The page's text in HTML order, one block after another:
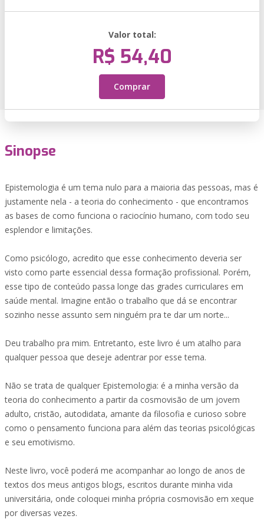
Valor total:
R$ 54,40
Comprar
Sinopse
Epistemologia é um tema nulo para a maioria das pessoas, mas é
justamente nela - a teoria do conhecimento - que encontramos
as bases de como funciona o raciocínio humano, com todo seu
esplendor e limitações.
Como psicólogo, acredito que esse conhecimento deveria ser
visto como parte essencial dessa formação profissional. Porém,
esse tipo de conteúdo passa longe das grades curriculares em
saúde mental. Imagine então o trabalho que dá se encontrar
sozinho nesse assunto sem ninguém pra te dar um norte...
Deu trabalho pra mim. Entretanto, este livro é um atalho para
qualquer pessoa que deseje adentrar por esse tema.
Não se trata de qualquer Epistemologia: é a minha versão da
teoria do conhecimento a partir da cosmovisão de um jovem
adulto, cristão, autodidata, amante da filosofia e curioso sobre
como o pensamento funciona para além das teorias psicológicas
e seu emotivismo.
Neste livro, você poderá me acompanhar ao longo de anos de
textos dos meus antigos blogs, escritos durante minha vida
universitária, onde coloquei minha própria cosmovisão em xeque
por diversas vezes.